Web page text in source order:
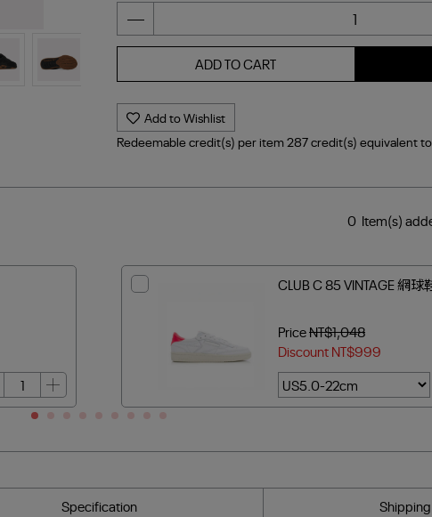
ADD TO CART
Add to Wishlist
Redeemable credit(s) per item287credit(s) equivalent to
0 Item(s)
CLUB C 85 VINTAGE 網球
PriceNT$1,048
DiscountNT$999
Specification